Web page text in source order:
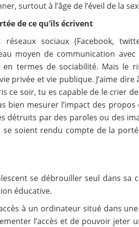
surtout à l’âge de l’éveil de la
de ce qu’ils écrivent
sociaux (Facebook,
moyen de communication
termes de sociabilité. Mais le
privée et vie publique. J’aime dire
ce soir, tu es capable de le crier
bien mesurer l’impact des propos
détruits par des paroles ou des
soient rendu compte de la
se débrouiller seul dans sa
éducative.
à un ordinateur situé dans
l’accès et de pouvoir jeter